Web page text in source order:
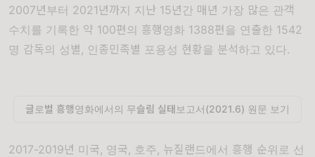
2007년부터 2021 년까지 지난 15년간 매년 가장 많은 관객
수치를 기록한 약 100편의 흥행영화 1388편을 연출한 1542
명 감독의 성별 , 인종민족별 포용성 현황을 분석하고 있다.
글로벌 흥행영화에서의 무슬림 실태보고서(2021.6) 원문 보기
2017-2019년 미국, 영국, 호주, 뉴질랜드에서 흥행 순위로 선